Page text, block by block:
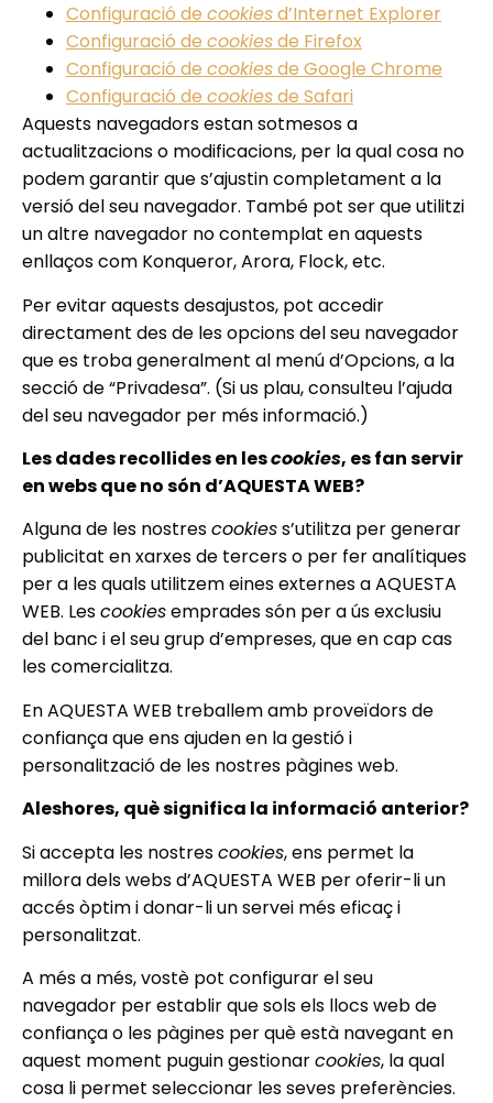
Configuració de cookiesd’Internet Explorer
Configuració de cookiesde Firefox
Configuració de cookiesde Google Chrome
Configuració de cookiesde Safari
Aquests navegadors estan sotmesos a
actualitzacions o modificacions, per la qual cosa no
podem garantir que s’ajustin completament a la
versió del seu navegador. També pot ser que utilitzi
un altre navegador no contemplat en aquests
enllaços com Konqueror, Arora, Flock, etc.
Per evitar aquests desajustos, pot accedir
directament des de les opcions del seu navegador
que es troba generalment al menú d’Opcions, a la
secció de “Privadesa”. (Si us plau, consulteu l’ajuda
del seu navegador per més informació.)
Les dades recollides en lescookies, es fan servir
en webs que no són d’AQUESTA WEB?
Alguna de les nostrescookiess’utilitza per generar
publicitat en xarxes de tercers o per fer analítiques
per a les quals utilitzem eines externes a AQUESTA
WEB. Lescookiesemprades són per a ús exclusiu
del banc i el seu grup d’empreses, que en cap cas
les comercialitza.
En AQUESTA WEB treballem amb proveïdors de
confiança que ens ajuden en la gestió i
personalització de les nostres pàgines web.
Aleshores, què significa la informació anterior?
Si accepta les nostrescookies, ens permet la
millora dels webs d’AQUESTA WEB per oferir-li un
accés òptim i donar-li un servei més eficaç i
personalitzat.
A més a més, vostè pot configurar el seu
navegador per establir que sols els llocs web de
confiança o les pàgines per què està navegant en
aquest moment puguin gestionarcookies, la qual
cosa li permet seleccionar les seves preferències.